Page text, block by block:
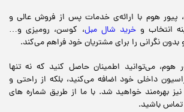
پیور هوم با ارائه‌ی خدمات پس از فروش عالی و
انتخاب وخرید شال مبل، کوسن، رومیزی و…
نگرانی را برای مشتریان خود فراهم می‌کند.
هوم، می‌توانید اطمینان حاصل کنید که نه تنها
داخلی خود اضافه می‌کنید، بلکه از راحتی و
بهره‌مند خواهید شد. با ما از طریق شماره های
باشید.